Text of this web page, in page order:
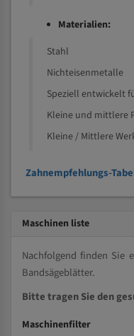
Materialien:
Stahl
Nichteisenmetalle
Speziell entwickelt
Kleine und mittlere
Kleine / Mittlere
Zahnempfehlungs-
Maschinen liste
Nachfolgend finden Sie
Bandsägeblätter.
Bitte tragen Sie den
Maschinenfilter